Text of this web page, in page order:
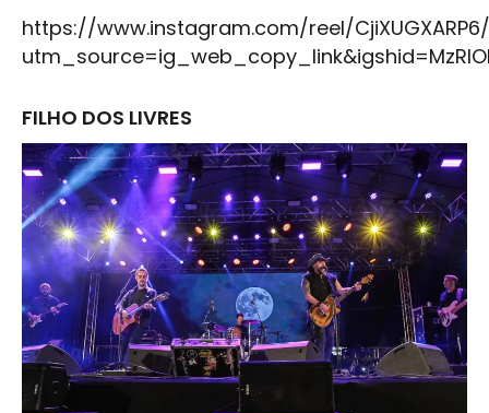
https://www.instagram.com/reel/
FILHO DOS LIVRES